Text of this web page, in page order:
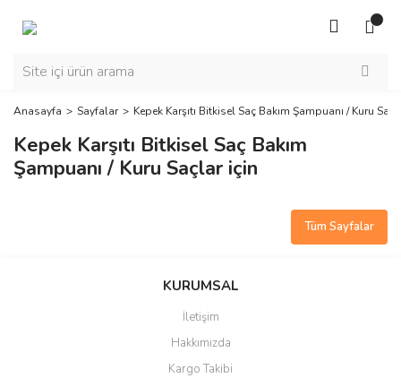
Anasayfa Sayfalar Kepek Karşıtı Bitkisel Saç Bakım Şampuanı / Kuru
Kepek Karşıtı Bitkisel Saç Bakım
Şampuanı / Kuru Saçlar için
Tüm Sayfalar
KURUMSAL
İletişim
Hakkımızda
Kargo Takibi